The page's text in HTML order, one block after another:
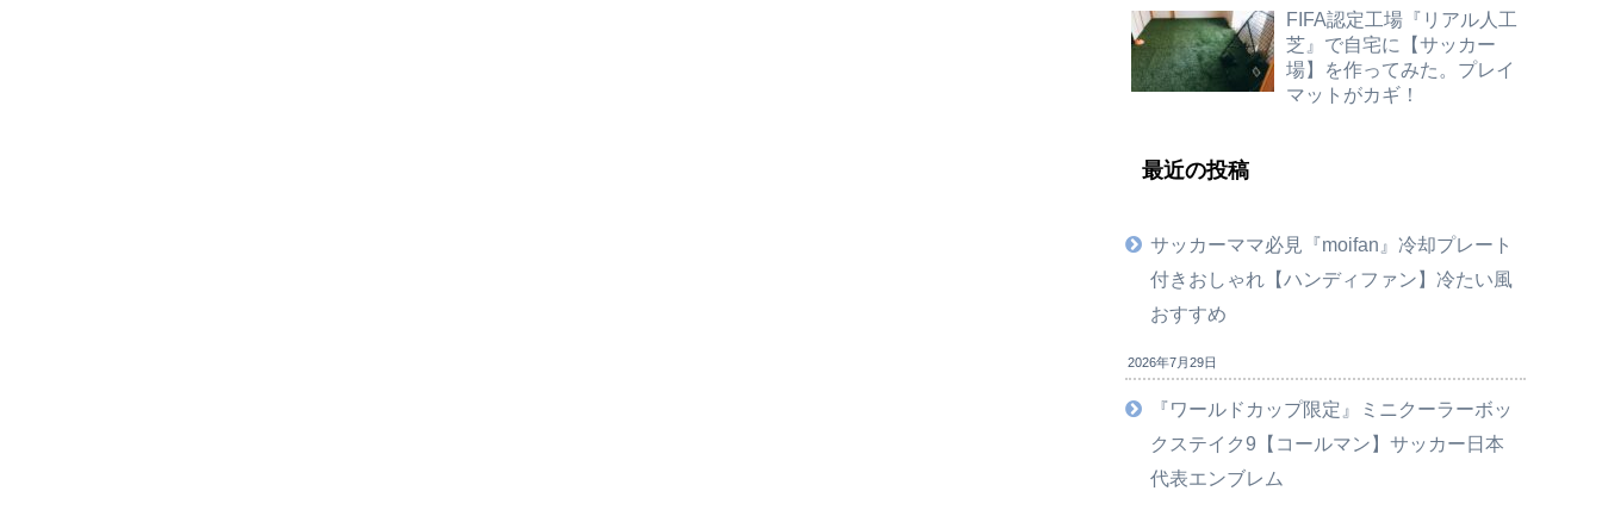
FIFA認定工場『リアル人工
芝』で自宅に【サッカー
場】を作ってみた。プレイ
マットがカギ！
最近の投稿
サッカーママ必見『moifan』冷却プレート
付きおしゃれ【ハンディファン】冷たい風
おすすめ
2026年7月29日
『ワールドカップ限定』ミニクーラーボッ
クステイク9【コールマン】サッカー日本
代表エンブレム